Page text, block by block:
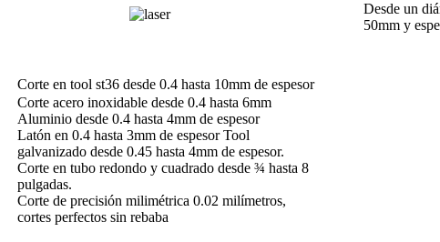
Corte en tool st36 desde 0.4 hasta 10mm de espesor
Corte acero inoxidable desde 0.4 hasta 6mm
Aluminio desde 0.4 hasta 4mm de espesor
Latón en 0.4 hasta 3mm de espesor Tool
galvanizado desde 0.45 hasta 4mm de espesor.
Corte en tubo redondo y cuadrado desde ¾ hasta 8
pulgadas.
Corte de precisión milimétrica 0.02 milímetros,
cortes perfectos sin rebaba
Desde un
50mm y